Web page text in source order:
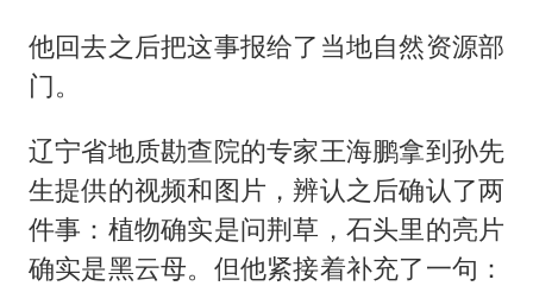
他回去之后把这事报给了当地自然资源部
门。
辽宁省地质勘查院的专家王海鹏拿到孙先
生提供的视频和图片，辨认之后确认了两
件事：植物确实是问荆草，石头里的亮片
确实是黑云母。但他紧接着补充了一句：